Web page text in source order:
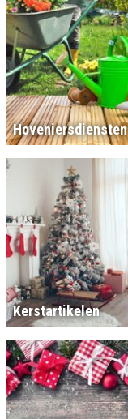
Hoveniersdiensten
Kerstartikelen